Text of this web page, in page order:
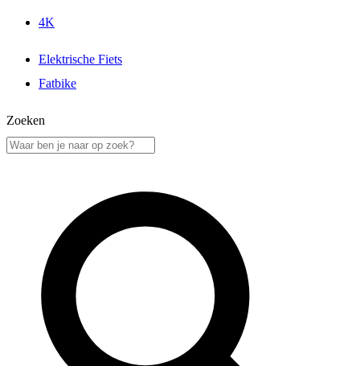
4K
Elektrische Fiets
Fatbike
Zoeken